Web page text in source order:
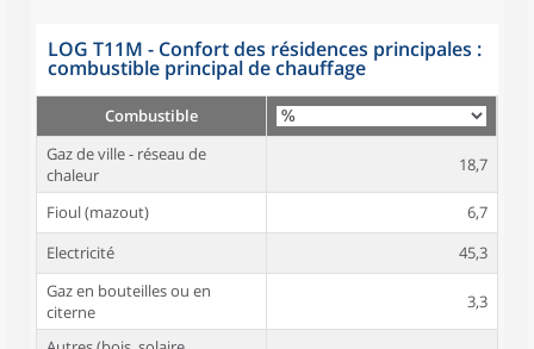
LOG T11M - Confort des résidences principales :
combustible principal de chauffage
Combustible
Gaz de ville - réseau de
chaleur
18,7
Fioul (mazout)
6,7
Electricité
45,3
Gaz en bouteilles ou en
citerne
3,3